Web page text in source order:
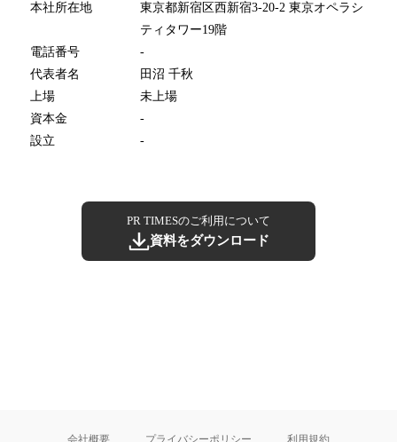
本社所在地
東京都新宿区西新宿3-20-2 東京オペラシ
ティタワー19階
電話番号
-
代表者名
田沼 千秋
上場
未上場
資本金
-
設立
-
PR TIMESのご利用について
資料をダウンロード